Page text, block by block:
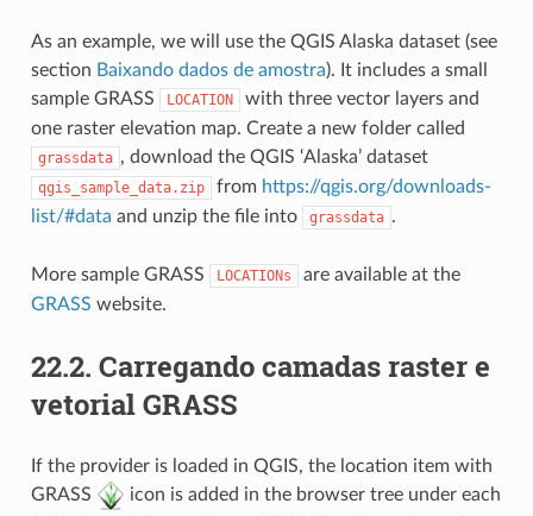
As an example, we will use the QGIS Alaska dataset (see
section Baixando dados de amostra). It includes a small
sample GRASS
LOCATION
with three vector layers and
one raster elevation map. Create a new folder called
grassdata , download the QGIS ‘Alaska’ dataset
qgis_sample_data.zip from https://qgis.org/downloads-
list/#data and unzip the file into grassdata .
More sample GRASS LOCATIONs
are available at the
GRASS website.
22.2. Carregando camadas raster e
vetorial GRASS
If the provider is loaded in QGIS, the location item with
GRASS
icon is added in the browser tree under each